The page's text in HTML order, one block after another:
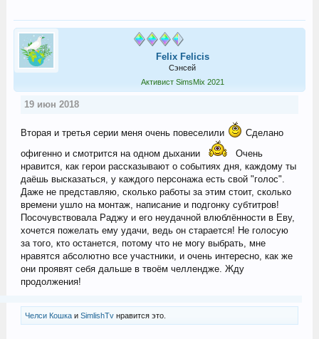
Felix Felicis
Сэнсей
Активист SimsMix 2021
19 июн 2018
Вторая и третья серии меня очень повеселили
Сделано
офигенно и смотрится на одном дыхании
Очень
нравится, как герои рассказывают о событиях дня, каждому ты
даёшь высказаться, у каждого персонажа есть свой "голос".
Даже не представляю, сколько работы за этим стоит, сколько
времени ушло на монтаж, написание и подгонку субтитров!
Посочувствовала Раджу и его неудачной влюблённости в Еву,
хочется пожелать ему удачи, ведь он старается! Не голосую
за того, кто останется, потому что не могу выбрать, мне
нравятся абсолютно все участники, и очень интересно, как же
они проявят себя дальше в твоём челлендже. Жду
продолжения!
Челси Кошкаи SimlishTvнравится это.